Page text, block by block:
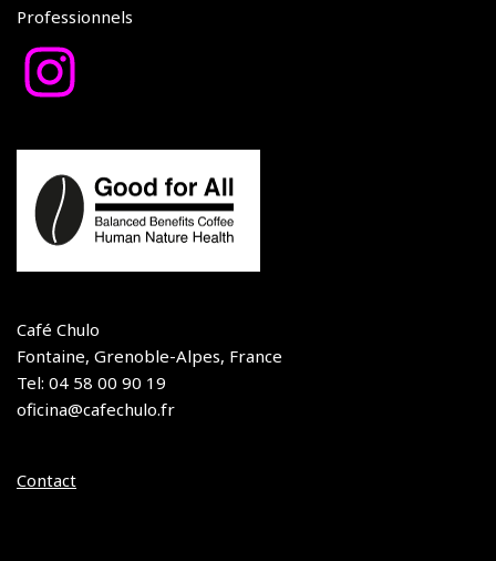
Professionnels
Café Chulo
Fontaine, Grenoble-Alpes, France
Tel: 04 58 00 90 19
oficina@cafechulo.fr
Contact